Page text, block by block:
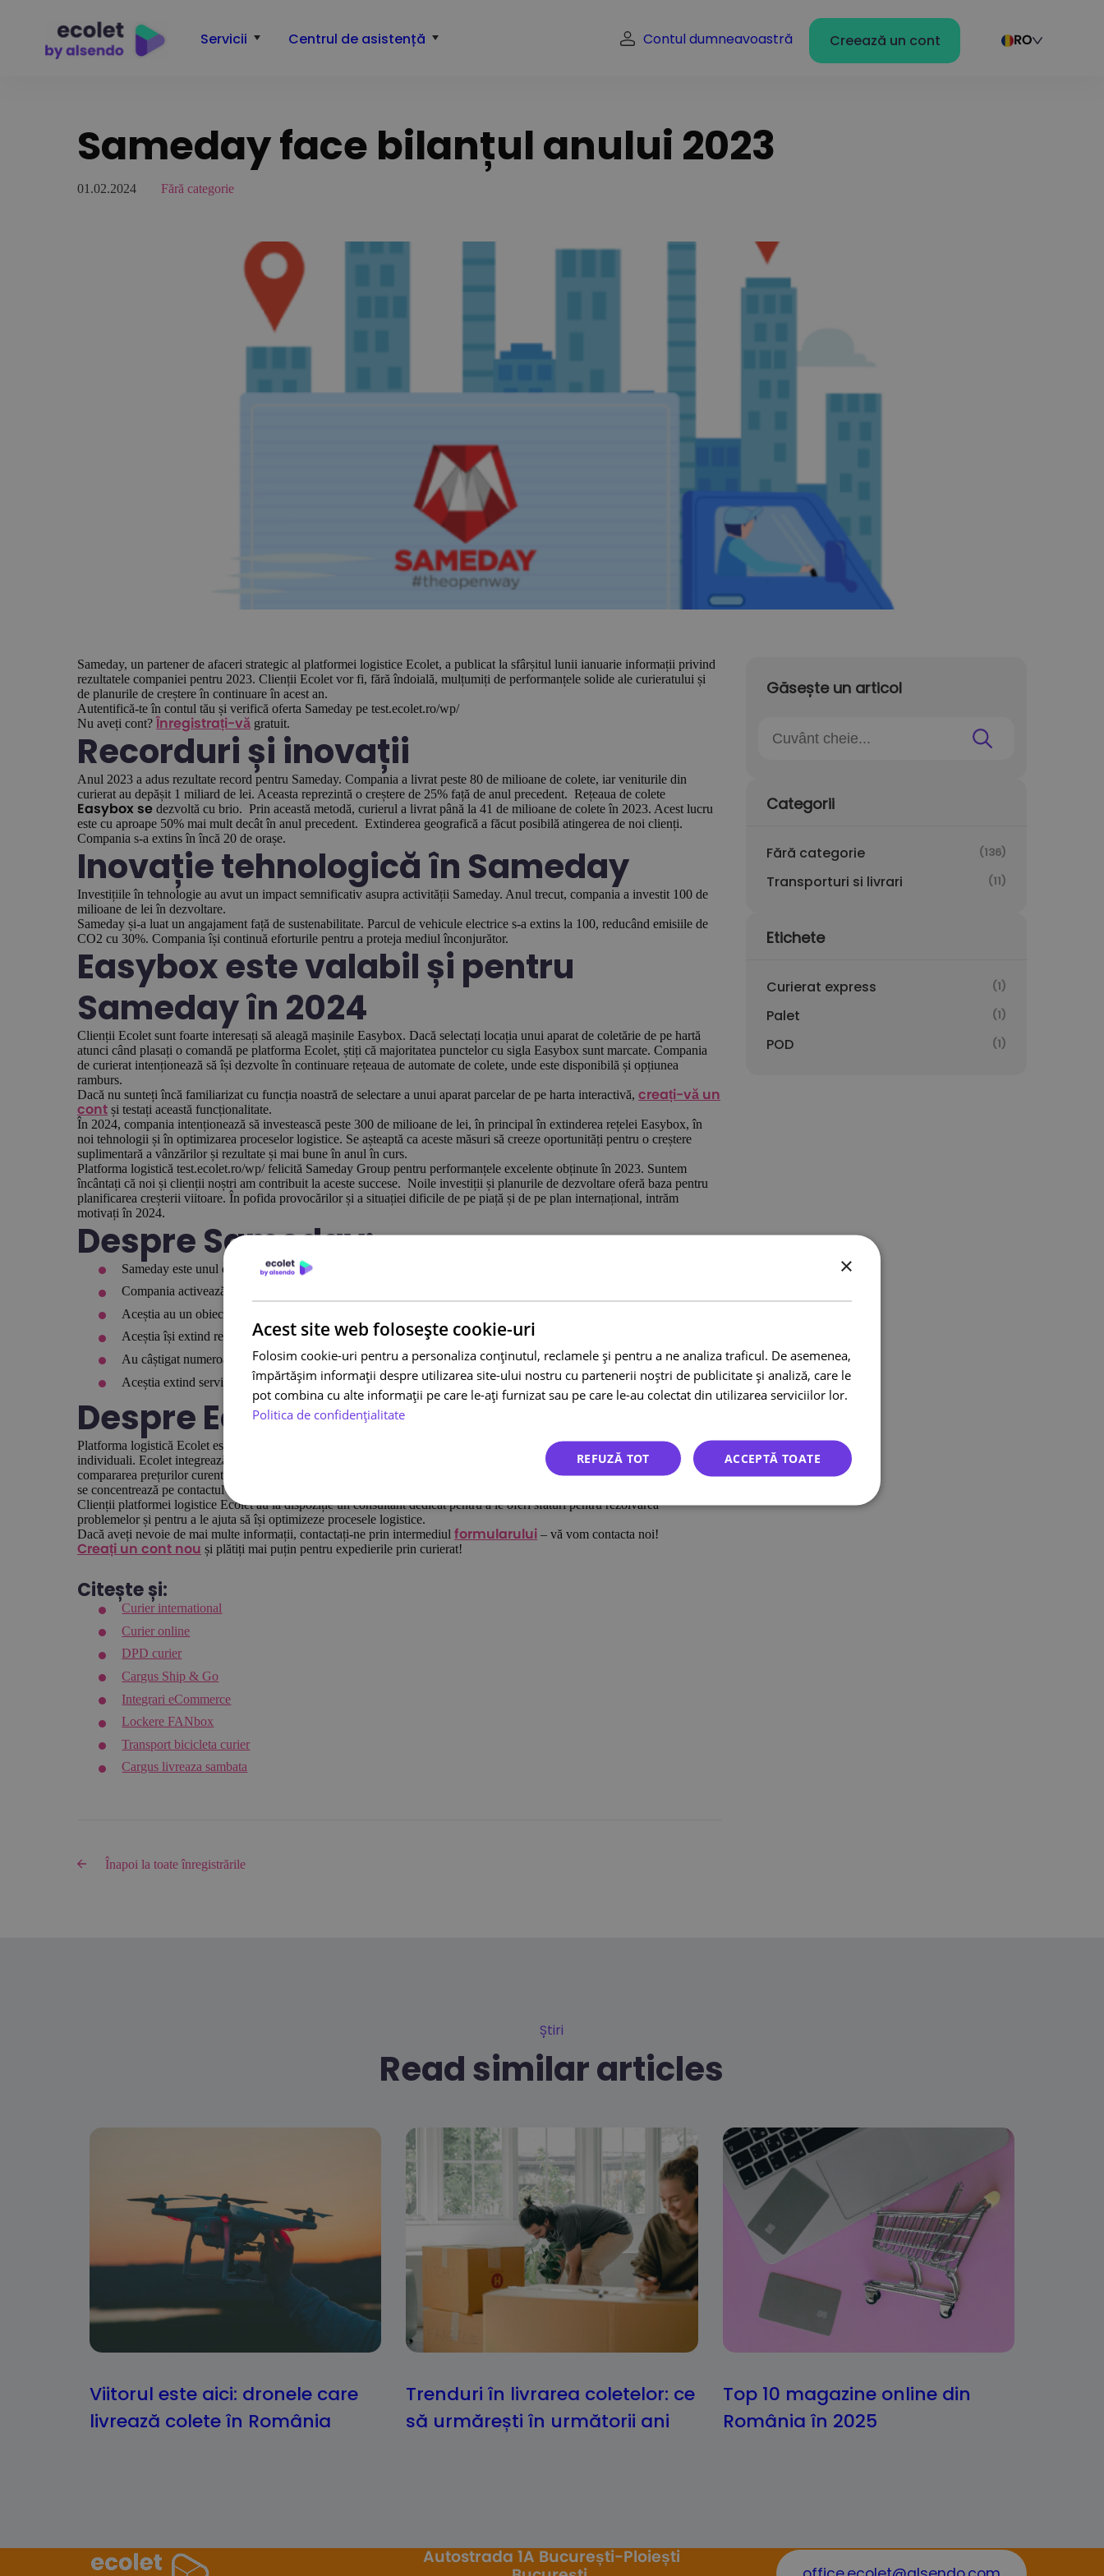
Contul dumneavoastră Creează un cont RO
Servicii Centrul de asistență
Sameday face bilanțul anului 2023
01.02.2024 Fără categorie
Sameday, un partener de afaceri strategic al platformei logistice Ecolet, a publicat la sfârșitul lunii ianuarie informații privind
rezultatele companiei pentru 2023. Clienții Ecolet vor fi, fără îndoială, mulțumiți de performanțele solide ale curieratului și
de planurile de creștere în continuare în acest an.
Autentifică-te în contul tău și verifică oferta Sameday pe test.ecolet.ro/wp/
Nu aveți cont? Înregistrați-vă gratuit.
Recorduri și inovații
Anul 2023 a adus rezultate record pentru Sameday. Compania a livrat peste 80 de milioane de colete, iar veniturile din
curierat au depășit 1 miliard de lei. Aceasta reprezintă o creștere de 25% față de anul precedent. Rețeaua de colete
Easybox sedezvoltă cu brio. Prin această metodă, curierul a livrat până la 41 de milioane de colete în 2023. Acest lucru
este cu aproape 50% mai mult decât în anul precedent. Extinderea geografică a făcut posibilă atingerea de noi clienți.
Compania s-a extins în încă 20 de orașe.
Inovație tehnologică în Sameday
Investițiile în tehnologie au avut un impact semnificativ asupra activității Sameday. Anul trecut, compania a investit 100 de
milioane de lei în dezvoltare.
Sameday și-a luat un angajament față de sustenabilitate. Parcul de vehicule electrice s-a extins la 100, reducând emisiile de
CO2 cu 30%. Compania își continuă eforturile pentru a proteja mediul înconjurător.
Easybox este valabil și pentru
Sameday în 2024
Clienții Ecolet sunt foarte interesați să aleagă mașinile Easybox. Dacă selectați locația unui aparat de coletărie de pe hartă
atunci când plasați o comandă pe platforma Ecolet, știți că majoritatea punctelor cu sigla Easybox sunt marcate. Compania
de curierat intenționează să își dezvolte în continuare rețeaua de automate de colete, unde este disponibilă și opțiunea
ramburs.
Dacă nu sunteți încă familiarizat cu funcția noastră de selectare a unui aparat parcelar de pe harta interactivă,creați-vă un
cont și testați această funcționalitate.
În 2024, compania intenționează să investească peste 300 de milioane de lei, în principal în extinderea rețelei Easybox, în
noi tehnologii și în optimizarea proceselor logistice. Se așteaptă ca aceste măsuri să creeze oportunități pentru o creștere
suplimentară a vânzărilor și rezultate și mai bune în anul în curs.
Platforma logistică test.ecolet.ro/wp/ felicită Sameday Group pentru performanțele excelente obținute în 2023. Suntem
încântați că noi și clienții noștri am contribuit la aceste succese. Noile investiții și planurile de dezvoltare oferă baza pentru
planificarea creșterii viitoare. În pofida provocărilor și a situației dificile de pe piață și de pe plan internațional, intrăm
motivați în 2024.
Despre Sameday:
Sameday este unul dintre partenerii strategici ai Ecolet.
Compania activează pe piața de curierat din România de peste 16 ani, punând accent pe rapiditate și flexibilitate.
Aceștia au un obiectiv ambițios de a livra la timp 99 din 100 de colete.
Aceștia își extind rețeaua de livrare, investesc în tehnologie și planifică o creștere rapidă.
Au câștigat numeroase premii, inclusiv pentru excelență în domeniul transportului durabil.
Aceștia extind serviciile de curierat, inclusiv serviciile de auto-colectare a coletelor oferite de Easybox.
Despre Ecolet:
Platforma logistică Ecolet este specializată în optimizarea proceselor și costurilor logistice pentru companii și utilizatori
individuali. Ecolet integrează serviciile celor mai buni curieri din România. Interfața modernă a utilizatorului facilitează
compararea prețurilor curente și a condițiilor de livrare și alegerea soluției optime. Ecolet este o companie de tehnologie, dar
se concentrează pe contactul direct cu clientul de afaceri.
Clienții platformei logistice Ecolet au la dispoziție un consultant dedicat pentru a le oferi sfaturi pentru rezolvarea
problemelor și pentru a le ajuta să își optimizeze procesele logistice.
Dacă aveți nevoie de mai multe informații, contactați-ne prin intermediulformularului – vă vom contacta noi!
Creați un cont nou și plătiți mai puțin pentru expedierile prin curierat!
Citește și:
Curier international
Curier online
DPD curier
Cargus Ship & Go
Integrari eCommerce
Lockere FANbox
Transport bicicleta curier
Cargus livreaza sambata
Înapoi la toate înregistrările
Găsește un articol
Categorii
Fără categorie (136)
Transporturi si livrari (11)
Etichete
Curierat express (1)
Palet (1)
POD (1)
Știri
Read similar articles
Viitorul este aici: dronele care
livrează colete în România
Trenduri în livrarea coletelor: ce
să urmărești în următorii ani
Top 10 magazine online din
România în 2025
Autostrada 1A București-Ploiești
×
Acest site web folosește cookie-uri
Folosim cookie-uri pentru a personaliza conținutul, reclamele și pentru a ne analiza traficul. De asemenea,
împărtășim informații despre utilizarea site-ului nostru cu partenerii noștri de publicitate și analiză, care le
pot combina cu alte informații pe care le-ați furnizat sau pe care le-au colectat din utilizarea serviciilor lor.
Politica de confidențialitate
ACCEPTĂ TOATE
REFUZĂ TOT